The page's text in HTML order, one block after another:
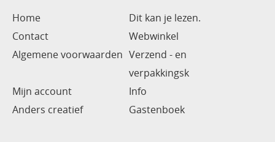
Home
Dit kan je lezen.
Contact
Webwinkel
Algemene voorwaarden Verzend - en
verpakkingsk
Mijn account
Info
Anders creatief
Gastenboek